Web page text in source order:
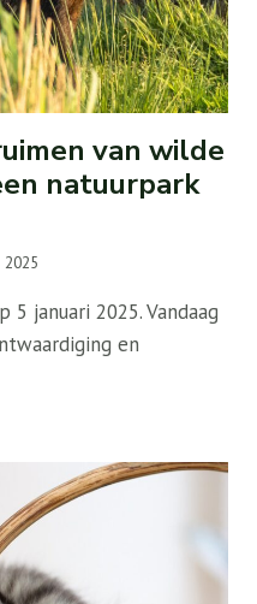
van wilde
natuurpark
januari 2025. Vandaag
en